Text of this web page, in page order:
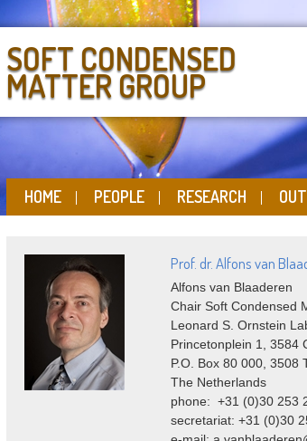
SOFT CONDENSED
MATTER GROUP
HOME PEOPLE RESEARCH
Prof. dr. Alfons van
Alfons van Blaaderen
Chair Soft Condensed
Leonard S. Ornstein
Princetonplein 1, 3584
P.O. Box 80 000, 3508
The Netherlands
phone: +31 (0)30 253
secretariat: +31 (0)30